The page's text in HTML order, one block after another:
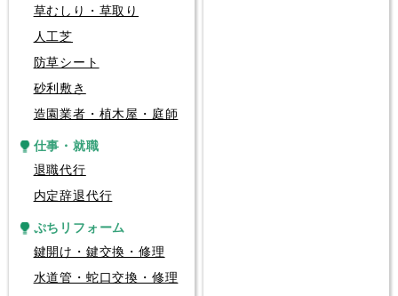
草むしり・草取り
人工芝
防草シート
砂利敷き
造園業者・植木屋・庭師
仕事・就職
退職代行
内定辞退代行
ぷちリフォーム
鍵開け・鍵交換・修理
水道管・蛇口交換・修理